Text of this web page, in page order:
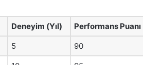
Deneyim (Yıl) Performans Puanı
5 90